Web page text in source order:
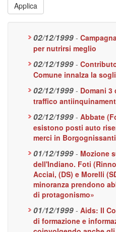
Applica
02/12/1999 -
per nutrirsi meglio
02/12/1999 -
Comune innalza la
02/12/1999 - Domani 3
traffico
02/12/1999 - Abbate
esistono posti auto
merci in
01/12/1999 - Mozione
dell'Indiano. Foti
Acciai, (DS) e Morelli
minoranza prendono
di protagonismo»
01/12/1999 - Aids: Il
di formazione e